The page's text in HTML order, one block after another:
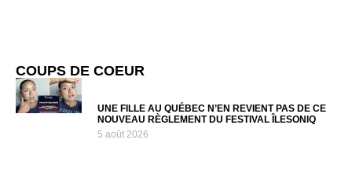
COUPS DE COEUR
UNE FILLE AU QUÉBEC N’EN REVIENT PAS DE CE
NOUVEAU RÈGLEMENT DU FESTIVAL ÎLESONIQ
5 août 2026